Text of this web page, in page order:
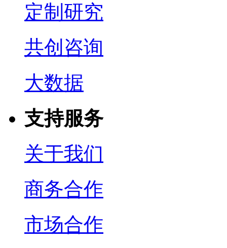
定制研究
共创咨询
大数据
支持服务
关于我们
商务合作
市场合作